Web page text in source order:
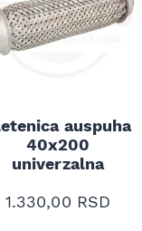
auspuha
40x200
univerzalna
1.330,00 RSD